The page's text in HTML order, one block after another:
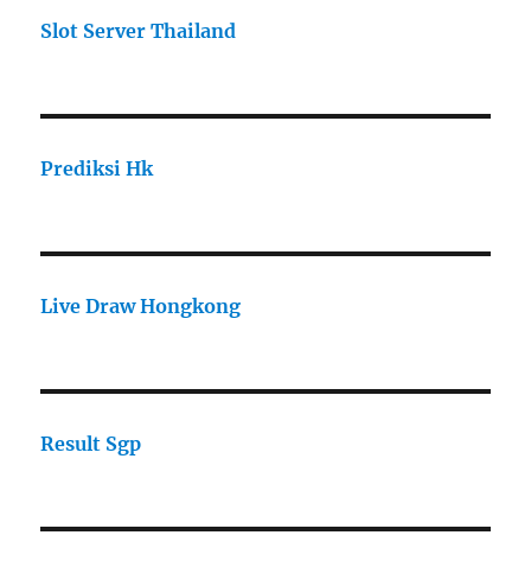
Slot Server Thailand
Prediksi Hk
Live Draw Hongkong
Result Sgp